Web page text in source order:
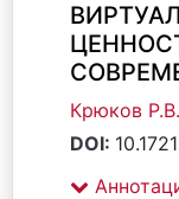
Крюков Р.В.
DOI: